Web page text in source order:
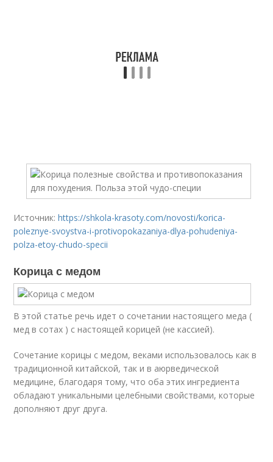
Источник:https://shkola-krasoty.com/novosti/korica-
poleznye-svoystva-i-protivopokazaniya-dlya-pohudeniya-
polza-etoy-chudo-specii
Корица с медом
В этой статье речь идет о сочетании настоящего меда (
мед в сотах ) с настоящей корицей (не кассией).
Сочетание корицы с медом, веками использовалось как в
традиционной китайской, так и в аюрведической
медицине, благодаря тому, что оба этих ингредиента
обладают уникальными целебными свойствами, которые
дополняют друг друга.